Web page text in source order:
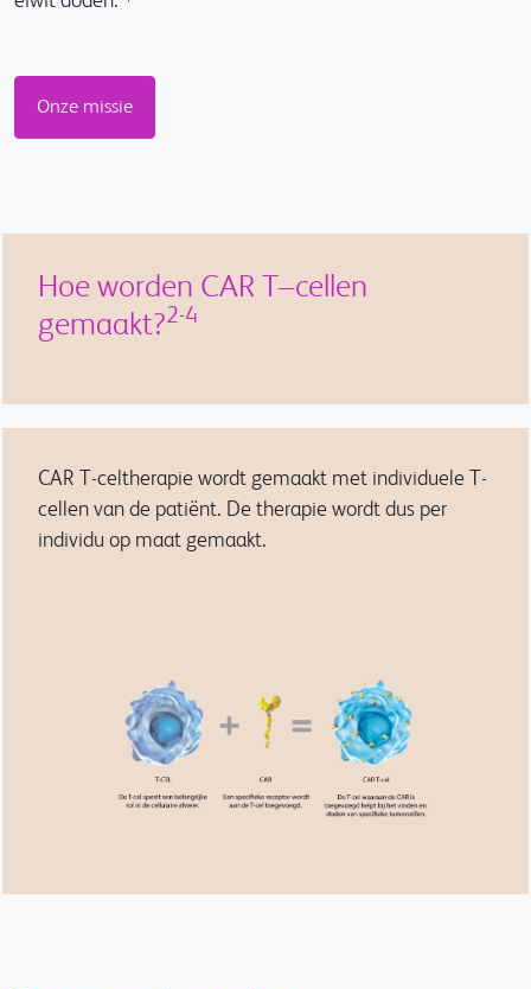
Onze missie
Hoe worden CAR T–cellen
gemaakt?2-4
CAR T-celtherapie wordt gemaakt met individuele T-
cellen van de patiënt. De therapie wordt dus per
individu op maat gemaakt.